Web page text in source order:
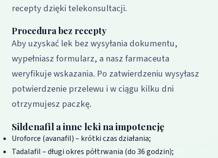
recepty dzięki telekonsultacji.
Procedura bez recepty
Aby uzyskać lek bez wysyłania dokumentu,
wypełniasz formularz, a nasz farmaceuta
weryfikuje wskazania. Po zatwierdzeniu wysyłasz
potwierdzenie przelewu i w ciągu kilku dni
otrzymujesz paczkę.
Sildenafil a inne leki na impotencję
Uroforce (avanafil) – krótki czas działania;
Tadalafil – długi okres półtrwania (do 36 godzin);